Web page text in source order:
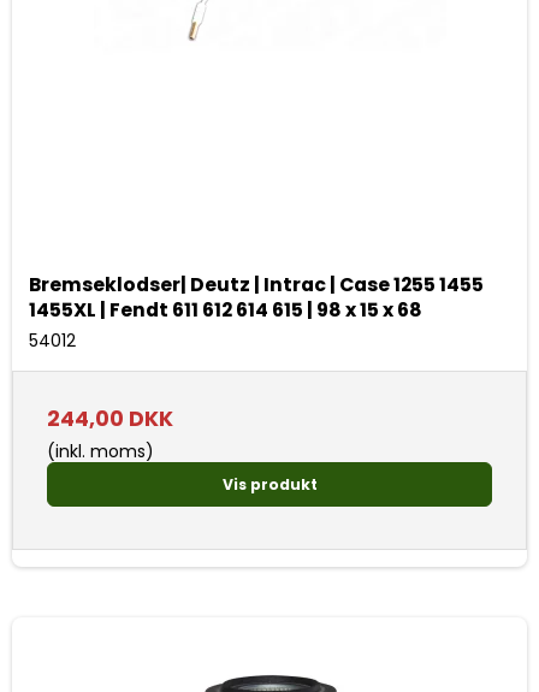
Bremseklodser| Deutz | Intrac | Case 1255 1455
1455XL | Fendt 611 612 614 615 | 98 x 15 x 68
54012
244,00 DKK
(inkl. moms)
Vis produkt